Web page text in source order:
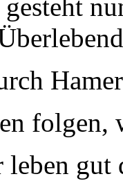
folgen,
gut